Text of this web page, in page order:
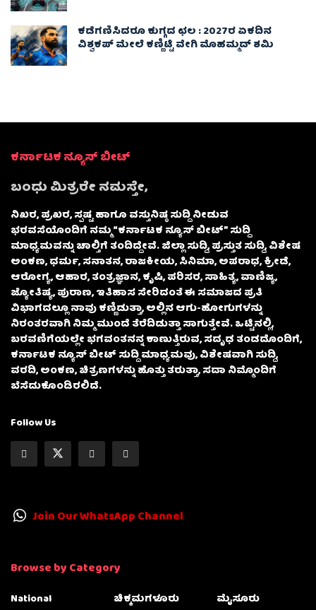
ಕಡೆಗಣಿಸಿದರೂ ಕುಗ್ಗದ ಛಲ : 2027ರ ಏಕದಿನ
ವಿಶ್ವಕಪ್‌ ಮೇಲೆ ಕಣ್ಣಿಟ್ಟಿ ವೇಗಿ ಮೊಹಮ್ಮದ್ ಶಮಿ
ಕರ್ನಾಟಕ ನ್ಯೂಸ್ ಬೀಟ್
ಬಂಧು ಮಿತ್ರರೇ ನಮಸ್ತೇ,
ನಿಖರ, ಪ್ರಖರ, ಸ್ಪಷ್ಟ ಹಾಗೂ ವಸ್ತುನಿಷ್ಠ ಸುದ್ದಿ ನೀಡುವ
ಭರವಸೆಯೊಂದಿಗೆ ನಮ್ಮ “ಕರ್ನಾಟಕ ನ್ಯೂಸ್ ಬೀಟ್” ಸುದ್ದಿ
ಮಾಧ್ಯಮವನ್ನು ಚಾಲ್ತಿಗೆ ತಂದಿದ್ದೇವೆ. ಜಿಲ್ಲಾ ಸುದ್ದಿ, ಪ್ರಸ್ತುತ ಸುದ್ದಿ, ವಿಶೇಷ
ಅಂಕಣ, ಧರ್ಮ, ಸನಾತನ, ರಾಜಕೀಯ, ಸಿನಿಮಾ, ಅಪರಾಧ, ಕ್ರೀಡೆ,
ಆರೋಗ್ಯ, ಆಹಾರ, ತಂತ್ರಜ್ಞಾನ, ಕೃಷಿ, ಪರಿಸರ, ಸಾಹಿತ್ಯ, ವಾಣಿಜ್ಯ,
ಜ್ಯೋತಿಷ್ಯ, ಪುರಾಣ, ಇತಿಹಾಸ ಸೇರಿದಂತೆ ಈ ಸಮಾಜದ ಪ್ರತಿ
ವಿಭಾಗದಲ್ಲೂ ನಾವು ಕಣ್ಣಿಡುತ್ತಾ, ಅಲ್ಲಿನ ಆಗು-ಹೋಗುಗಳನ್ನು
ನಿರಂತರವಾಗಿ ನಿಮ್ಮ ಮುಂದೆ ತೆರೆದಿಡುತ್ತಾ ಸಾಗುತ್ತೇವೆ. ಒಟ್ಟಿನಲ್ಲಿ,
ಬರವಣಿಗೆಯಲ್ಲೇ ಭಗವಂತನನ್ನ ಕಾಣುತ್ತಿರುವ, ಸದೃಢ ತಂಡದೊಂದಿಗೆ,
ಕರ್ನಾಟಕ ನ್ಯೂಸ್ ಬೀಟ್ ಸುದ್ದಿ ಮಾಧ್ಯಮವು, ವಿಶೇಷವಾಗಿ ಸುದ್ದಿ,
ವರದಿ, ಅಂಕಣ, ಚಿತ್ರಣಗಳನ್ನು ಹೊತ್ತು ತರುತ್ತಾ, ಸದಾ ನಿಮ್ಮೊಂದಿಗೆ
ಬೆಸೆದುಕೊಂಡಿರಲಿದೆ.
Follow Us
Join Our WhatsApp Channel
Browse by Category
National
ಚಿಕ್ಕಮಗಳೂರು
ಮೈಸೂರು